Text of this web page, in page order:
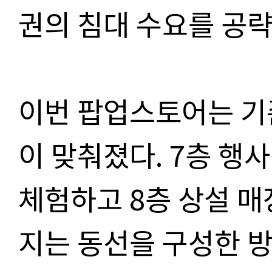
권의 침대 수요를 공
이번 팝업스토어는
이 맞춰졌다. 7층 행
체험하고 8층 상설
지는 동선을 구성한